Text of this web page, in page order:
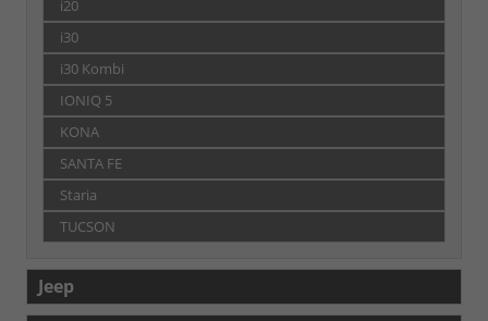
i20
i30
i30 Kombi
IONIQ 5
KONA
SANTA FE
Staria
TUCSON
Jeep